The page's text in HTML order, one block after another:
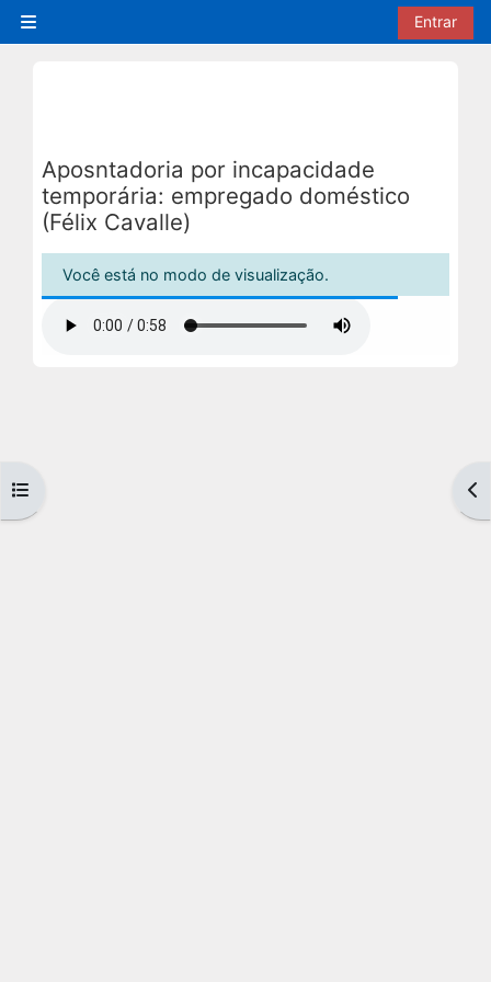
Painel lateral
Entrar
Abrir índice do curso
Aposntadoria por incapacidade
temporária: empregado doméstico
(Félix Cavalle)
Condições de conclusão
Você está no modo de visualização.